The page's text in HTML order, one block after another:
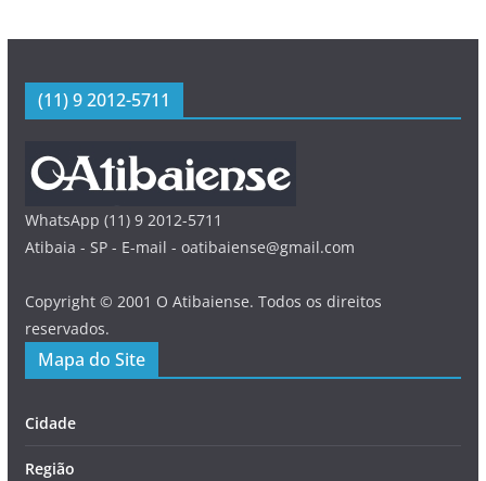
(11) 9 2012-5711
WhatsApp (11) 9 2012-5711
Atibaia - SP - E-mail - oatibaiense@gmail.com
Copyright © 2001 O Atibaiense. Todos os direitos
reservados.
Mapa do Site
Cidade
Região